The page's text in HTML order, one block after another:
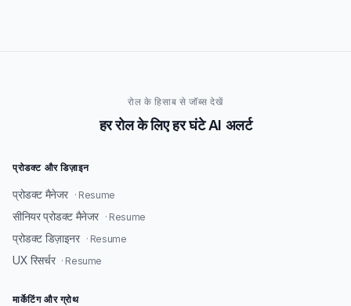
रोल के हिसाब से जॉब्स देखें
हर रोल के लिए हर घंटे AI अलर्ट
प्रोडक्ट और डिज़ाइन
प्रोडक्ट मैनेजर · Resume
सीनियर प्रोडक्ट मैनेजर · Resume
प्रोडक्ट डिज़ाइनर · Resume
UX रिसर्चर · Resume
मार्केटिंग और ग्रोथ